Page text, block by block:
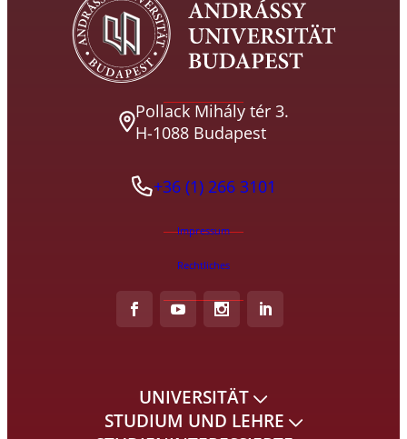
Pollack Mihály tér 3.
H-1088 Budapest
+36 (1) 266 3101
Impressum
Rechtliches
UNIVERSITÄT
STUDIUM UND LEHRE